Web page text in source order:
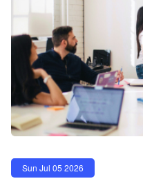
Sun Jul 05 2026